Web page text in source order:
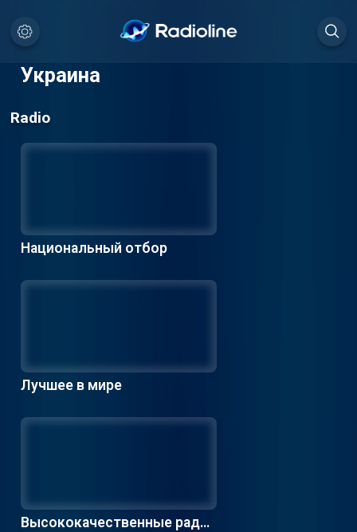
Украина
Radio
Национальный отбор
Лучшее в мире
Высококачественные радио